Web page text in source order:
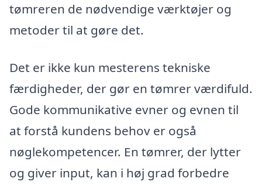
tømreren de nødvendige værktøjer og
metoder til at gøre det.
Det er ikke kun mesterens tekniske
færdigheder, der gør en tømrer værdifuld.
Gode kommunikative evner og evnen til
at forstå kundens behov er også
nøglekompetencer. En tømrer, der lytter
og giver input, kan i høj grad forbedre